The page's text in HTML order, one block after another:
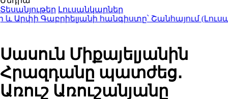
Տեսանյութեր Լուսանկարներ
Գաբրիելյանի հանգիստը՝ Շանհայում
Սասուն Միքայելյանին
Հրազդանը պատժեց․
Առուշ Առուշանյանը